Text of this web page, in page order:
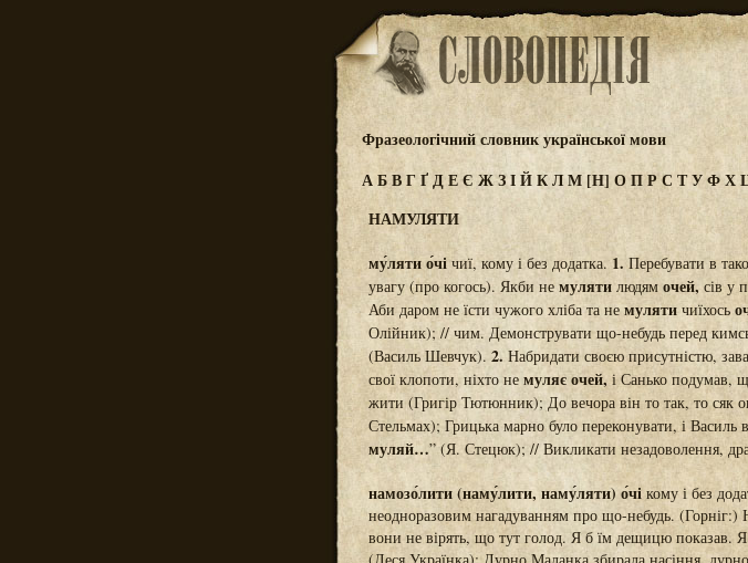
Фразеологічний словник української мови
АБВГҐДЕЄ ЖЗІЙКЛМ [Н] ОПРС ТУФХ
НАМУЛЯТИ
му́ляти о́чічиї, кому і без додатка.1.Перебувати в
увагу (про когось). Якби немуляти людям очей, сів у
Аби даром не їсти чужого хліба та не муляти чиїхось
Олійник); // чим. Демонструвати що-небудь перед
(Василь Шевчук). 2. Набридати своєю присутністю,
свої клопоти, ніхто не муляє очей, і Санько подумав,
жити (Григір Тютюнник); До вечора він то так, то сяк
Стельмах); Грицька марно було переконувати, і
муляй…” (Я. Стецюк); // Викликати незадоволення,
намозо́лити (наму́лити, наму́ляти) о́чі кому і без
неодноразовим нагадуванням про що-небудь.
вони не вірять, що тут голод. Я б їм дещицю показав.